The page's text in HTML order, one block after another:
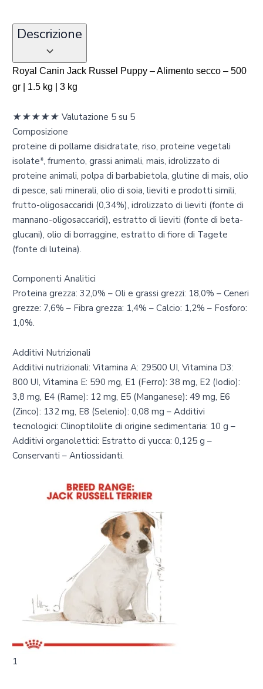
Descrizione
Royal Canin Jack Russel Puppy – Alimento secco – 500
gr | 1.5 kg | 3 kg
★★★★★ Valutazione 5 su 5
Composizione
proteine di pollame disidratate, riso, proteine vegetali
isolate*, frumento, grassi animali, mais, idrolizzato di
proteine animali, polpa di barbabietola, glutine di mais, olio
di pesce, sali minerali, olio di soia, lieviti e prodotti simili,
frutto-oligosaccaridi (0,34%), idrolizzato di lieviti (fonte di
mannano-oligosaccaridi), estratto di lieviti (fonte di beta-
glucani), olio di borraggine, estratto di fiore di Tagete
(fonte di luteina).
Componenti Analitici
Proteina grezza: 32,0% – Oli e grassi grezzi: 18,0% – Ceneri
grezze: 7,6% – Fibra grezza: 1,4% – Calcio: 1,2% – Fosforo:
1,0%.
Additivi Nutrizionali
Additivi nutrizionali: Vitamina A: 29500 UI, Vitamina D3:
800 UI, Vitamina E: 590 mg, E1 (Ferro): 38 mg, E2 (Iodio):
3,8 mg, E4 (Rame): 12 mg, E5 (Manganese): 49 mg, E6
(Zinco): 132 mg, E8 (Selenio): 0,08 mg – Additivi
tecnologici: Clinoptilolite di origine sedimentaria: 10 g –
Additivi organolettici: Estratto di yucca: 0,125 g –
Conservanti – Antiossidanti.
1